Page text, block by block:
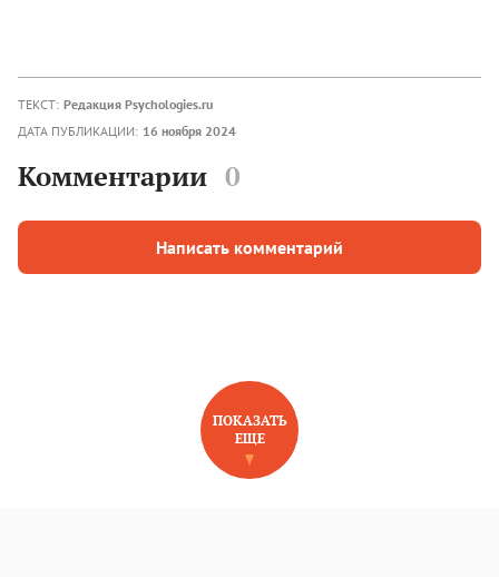
ТЕКСТ: Редакция Psychologies.ru
ДАТА ПУБЛИКАЦИИ: 16 ноября 2024
Комментарии 0
Написать комментарий
НОВОЕ НА САЙТЕ
ПОКАЗАТЬ
ЕЩЕ